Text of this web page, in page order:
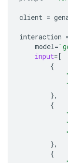
client =
interaction
model=
input=[
{
},
{
},
{